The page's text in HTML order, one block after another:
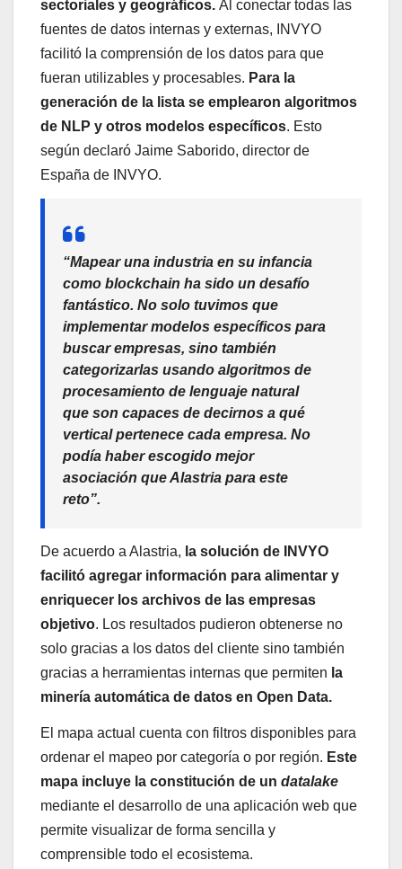
sectoriales y geográficos. Al conectar todas las
fuentes de datos internas y externas, INVYO
facilitó la comprensión de los datos para que
fueran utilizables y procesables. Para la
generación de la lista se emplearon algoritmos
de NLP y otros modelos específicos. Esto
según declaró Jaime Saborido, director de
España de INVYO.
“Mapear una industria en su infancia
como blockchain ha sido un desafío
fantástico. No solo tuvimos que
implementar modelos específicos para
buscar empresas, sino también
categorizarlas usando algoritmos de
procesamiento de lenguaje natural
que son capaces de decirnos a qué
vertical pertenece cada empresa. No
podía haber escogido mejor
asociación que Alastria para este
reto”.
De acuerdo a Alastria, la solución de INVYO
facilitó agregar información para alimentar y
enriquecer los archivos de las empresas
objetivo. Los resultados pudieron obtenerse no
solo gracias a los datos del cliente sino también
gracias a herramientas internas que permiten la
minería automática de datos en Open Data.
El mapa actual cuenta con filtros disponibles para
ordenar el mapeo por categoría o por región. Este
mapa incluye la constitución de un datalake
mediante el desarrollo de una aplicación web que
permite visualizar de forma sencilla y
comprensible todo el ecosistema.